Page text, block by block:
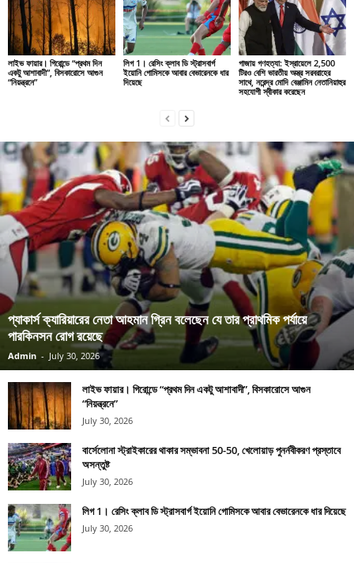
লাইভ ফায়ার। গিরোন্ডে “প্রথম দিন
একটু আশাবাদী”, বিসকারোসে আগুন
“নিয়ন্ত্রনে”
লিগ 1। রেসিং ক্লাব ডি স্ট্রাসবার্গ
ইয়োনি গোমিসকে আবার বেভারেনকে ধার
দিয়েছে
গাজায় গণহত্যা: ইস্রায়েলে 2,500
টিরও বেশি ভারতীয় অস্ত্র সরবরাহের
সাথে, নরেন্দ্র মোদি বেঞ্জামিন নেতানিয়াহুর
সহযোগী স্বীকার করেছেন
প্যাকার্স ক্যারিয়ারের নেতা আহমান গ্রিন বলেছেন যে তার প্রাথমিক পর্যায়ে
পারকিনসন রোগ রয়েছে
Admin - July 30, 2026
লাইভ ফায়ার। গিরোন্ডে “প্রথম দিন একটু আশাবাদী”, বিসকারোসে আগুন
“নিয়ন্ত্রনে”
July 30, 2026
বার্সেলোনা স্ট্রাইকারের থাকার সম্ভাবনা 50-50, খেলোয়াড় পুনর্নবীকরণ প্রস্তাবে
অসন্তুষ্ট
July 30, 2026
লিগ 1। রেসিং ক্লাব ডি স্ট্রাসবার্গ ইয়োনি গোমিসকে আবার বেভারেনকে ধার দিয়েছে
July 30, 2026